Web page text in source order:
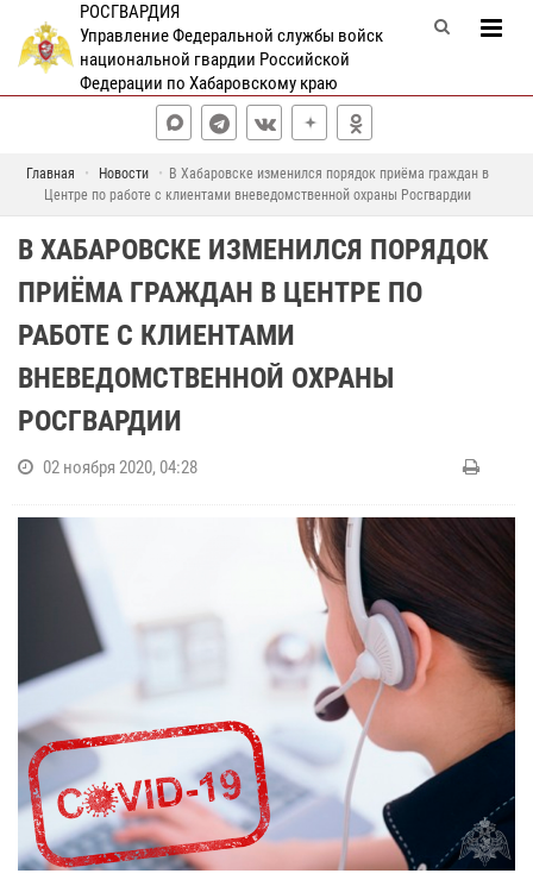
РОСГВАРДИЯ
Управление Федеральной службы войск
национальной гвардии Российской
Федерации по Хабаровскому краю
Главная Новости
В Хабаровске изменился порядок приёма граждан в
Центре по работе с клиентами вневедомственной охраны Росгвардии
В ХАБАРОВСКЕ ИЗМЕНИЛСЯ ПОРЯДОК
ПРИЁМА ГРАЖДАН В ЦЕНТРЕ ПО
РАБОТЕ С КЛИЕНТАМИ
ВНЕВЕДОМСТВЕННОЙ ОХРАНЫ
РОСГВАРДИИ
02 ноября 2020, 04:28